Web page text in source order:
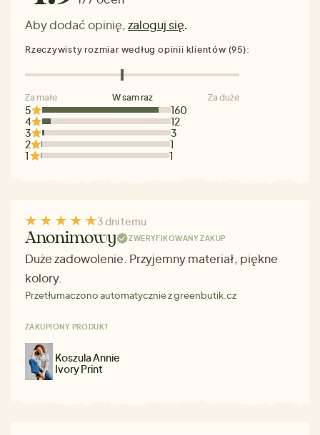
Aby dodać opinię,zaloguj się.
5
160
4
12
3
3
2
1
1
1
Rzeczywisty rozmiar według opinii klientów (95):
Za małe W sam raz Za duże
3 dni temu
Anonimowy ZWERYFIKOWANY ZAKUP
Duże zadowolenie. Przyjemny materiał, piękne
kolory.
Przetłumaczono automatycznie z greenbutik.cz
ZAKUPIONY PRODUKT
Koszula Annie
Ivory Print